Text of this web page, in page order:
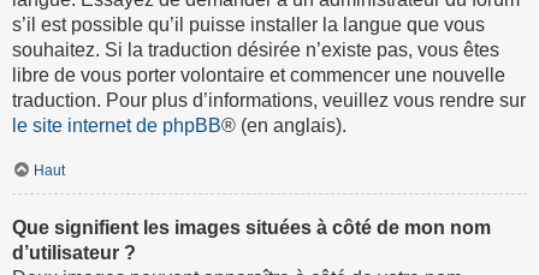
s’il est possible qu’il puisse installer la langue que vous
souhaitez. Si la traduction désirée n’existe pas, vous êtes
libre de vous porter volontaire et commencer une nouvelle
traduction. Pour plus d’informations, veuillez vous rendre sur
le site internet de phpBB® (en anglais).
Haut
Que signifient les images situées à côté de mon nom
d’utilisateur ?